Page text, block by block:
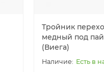
Тройник
медный под
(Виега)
Есть в